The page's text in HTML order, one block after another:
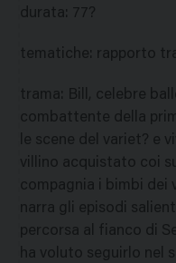
durata: 77?
tematiche: rapporto
trama: Bill, celebre
combattente della
le scene del variet? e
villino acquistato coi
compagnia i bimbi dei
narra gli episodi
percorsa al fianco di
ha voluto seguirlo nel